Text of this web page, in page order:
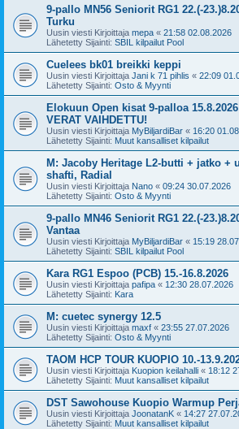
9-pallo MN56 Seniorit RG1 22.(-
Turku
Uusin viesti Kirjoittaja mepa « 21:58 02.08.2026
Lähetetty Sijainti: SBIL kilpailut Pool
Cuelees bk01 breikki keppi
Uusin viesti Kirjoittaja Jani k 71 pihlis « 22:09
Lähetetty Sijainti: Osto & Myynti
Elokuun Open kisat 9-palloa
VERAT VAIHDETTU!
Uusin viesti Kirjoittaja MyBiljardiBar « 16:20
Lähetetty Sijainti: Muut kansalliset kilpailut
M: Jacoby Heritage L2-butti + jatko +
shafti, Radial
Uusin viesti Kirjoittaja Nano « 09:24 30.07.2026
Lähetetty Sijainti: Osto & Myynti
9-pallo MN46 Seniorit RG1 22.(-
Vantaa
Uusin viesti Kirjoittaja MyBiljardiBar « 15:19
Lähetetty Sijainti: SBIL kilpailut Pool
Kara RG1 Espoo (PCB) 15.-16.8.2026
Uusin viesti Kirjoittaja pafipa « 12:30 28.07.2026
Lähetetty Sijainti: Kara
M: cuetec synergy 12.5
Uusin viesti Kirjoittaja maxf « 23:55 27.07.2026
Lähetetty Sijainti: Osto & Myynti
TAOM HCP TOUR KUOPIO 10.-
Uusin viesti Kirjoittaja Kuopion keilahalli « 18:12
Lähetetty Sijainti: Muut kansalliset kilpailut
DST Sawohouse Kuopio Warmup
Uusin viesti Kirjoittaja JoonatanK « 14:27
Lähetetty Sijainti: Muut kansalliset kilpailut